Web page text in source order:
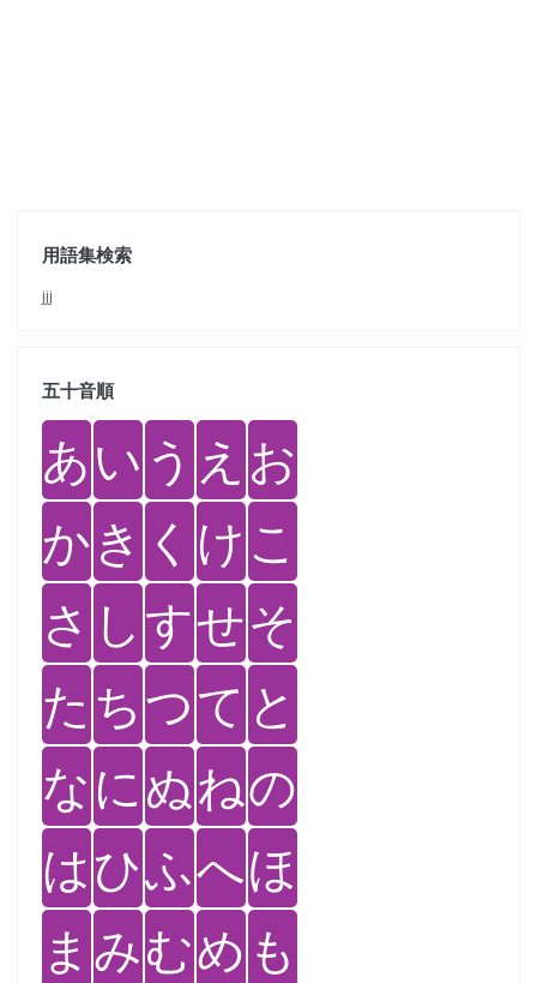
用語集検索
jjj
五十音順
あい う え お
かき く けこ
さ しすせそ
た ちつて と
なにぬねの
はひふへほ
ま みむめ も